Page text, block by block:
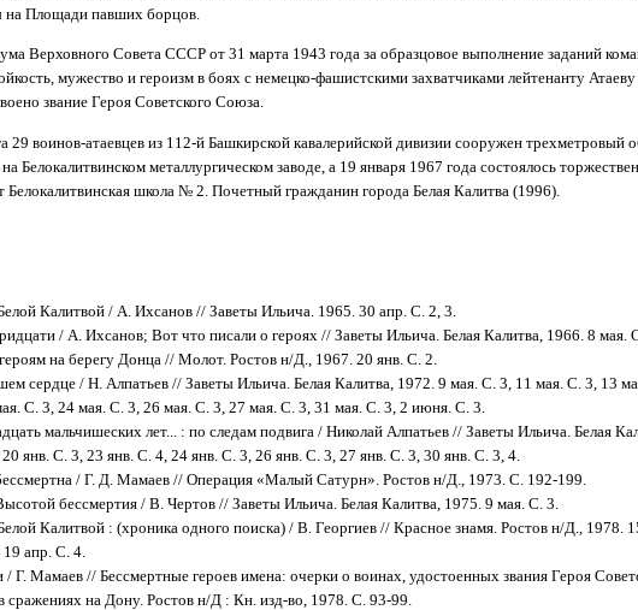
на Площади павших борцов.
Верховного Совета СССР от 31 марта 1943 года за образцовое выполнение заданий
мужество и героизм в боях с немецко-фашистскими захватчиками лейтенанту
звание Героя Советского Союза.
29 воинов-атаевцев из 112-й Башкирской кавалерийской дивизии сооружен трехметровый
Белокалитвинском металлургическом заводе, а 19 января 1967 года состоялось
Белокалитвинская школа № 2. Почетный гражданин города Белая Калитва (1996).
Калитвой / А. Ихсанов // Заветы Ильича. 1965. 30 апр. С. 2, 3.
/ А. Ихсанов; Вот что писали о героях // Заветы Ильича. Белая Калитва, 1966. 8 мая.
на берегу Донца // Молот. Ростов н/Д., 1967. 20 янв. С. 2.
сердце / Н. Алпатьев // Заветы Ильича. Белая Калитва, 1972. 9 мая. С. 3, 11 мая. С. 3, 13
С. 3, 24 мая. С. 3, 26 мая. С. 3, 27 мая. С. 3, 31 мая. С. 3, 2 июня. С. 3.
мальчишеских лет... : по следам подвига / Николай Алпатьев // Заветы Ильича. Белая
янв. С. 3, 23 янв. С. 4, 24 янв. С. 3, 26 янв. С. 3, 27 янв. С. 3, 30 янв. С. 3, 4.
/ Г. Д. Мамаев // Операция «Малый Сатурн». Ростов н/Д., 1973. С. 192-199.
бессмертия / В. Чертов // Заветы Ильича. Белая Калитва, 1975. 9 мая. С. 3.
Калитвой : (хроника одного поиска) / В. Георгиев // Красное знамя. Ростов н/Д., 1978.
апр. С. 4.
/ Г. Мамаев // Бессмертные героев имена: очерки о воинах, удостоенных звания Героя
сражениях на Дону. Ростов н/Д : Кн. изд-во, 1978. С. 93-99.